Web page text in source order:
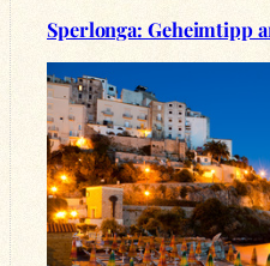
Sperlonga: Geheimtipp